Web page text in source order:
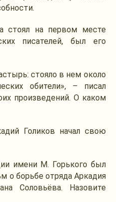
стоял на первом месте
писателей, был его
стояло в нем около
обители», – писал
произведений. О каком
Голиков начал свою
имени М. Горького был
о борьбеотряда Аркадия
Соловьёва. Назовите